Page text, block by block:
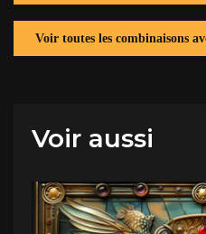
Voir toutes les combinaisons
Voir aussi